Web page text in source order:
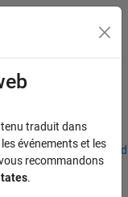
de nos bureaux
du menu
traduit dans
événements et les
recommandons
.